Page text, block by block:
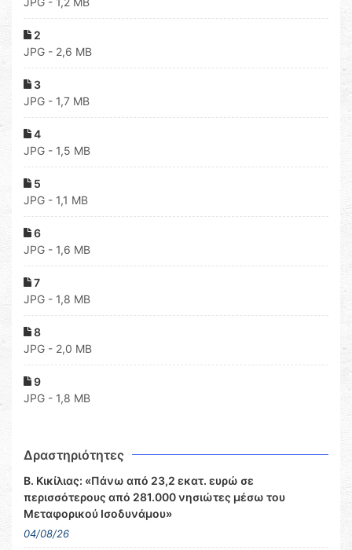
2
JPG - 2,6 MB
3
JPG - 1,7 MB
4
JPG - 1,5 MB
5
JPG - 1,1 MB
6
JPG - 1,6 MB
7
JPG - 1,8 MB
8
JPG - 2,0 MB
9
JPG - 1,8 MB
Δραστηριότητες
Β. Κικίλιας: «Πάνω από 23,2 εκατ. ευρώ σε
περισσότερους από 281.000 νησιώτες μέσω του
Μεταφορικού Ισοδυνάμου»
04/08/26